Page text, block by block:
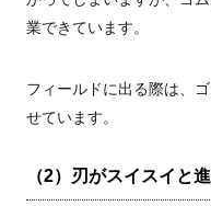
業できています。
フィールドに出る際は、
せています。
（2）刃がスイスイと